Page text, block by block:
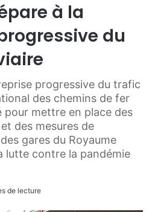
à la
du
progressive du trafic
des chemins de fer
pour mettre en place des
des mesures de
gares du Royaume
lutte contre la pandémie
de lecture